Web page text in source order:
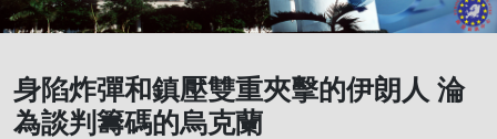
身陷炸彈和鎮壓雙重夾擊的伊朗人 淪
為談判籌碼的烏克蘭